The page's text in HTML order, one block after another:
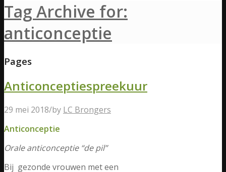
Tag Archive for:
anticonceptie
Pages
Anticonceptiespreekuur
29 mei 2018/by LC Brongers
Anticonceptie
Orale anticonceptie “de pil”
Bij gezonde vrouwen met een